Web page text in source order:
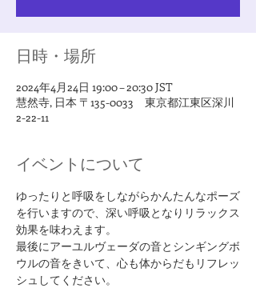
日時・場所
2024年4月24日 19:00 – 20:30 JST
慧然寺, 日本 〒135-0033 東京都江東区深川
2-22-11
イベントについて
ゆったりと呼吸をしながらかんたんなポーズ
を行いますので、深い呼吸となりリラックス
効果を味わえます。
最後にアーユルヴェーダの音とシンギングボ
ウルの音をきいて、心も体からだもリフレッ
シュしてください。